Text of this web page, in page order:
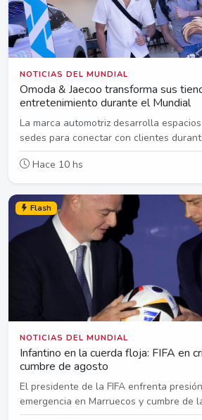
NOTICIAS DEL MUNDIAL
Omoda & Jaecoo transforma sus
entretenimiento durante el Mundial
La marca automotriz desarrolla
sedes para conectar con clientes
Hace 10 hs
Flash
NOTICIAS DEL MUNDIAL
Infantino en la cuerda floja: FIFA en
cumbre de agosto
El presidente de la FIFA enfrenta
emergencia en Marruecos y cumbre de